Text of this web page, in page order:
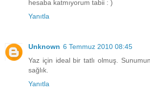
hesaba katmıyorum tabii : )
Yanıtla
Unknown 6 Temmuz 2010 08:45
Yaz için ideal bir tatlı olmuş.
sağlık.
Yanıtla